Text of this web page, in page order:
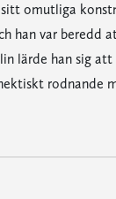
omutliga
han var beredd
lärde han sig
rodnande